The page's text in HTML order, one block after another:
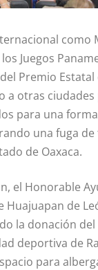
como
Juegos
Premio
a otras
para una
una fuga
de Oaxaca.
el Honorable
Huajuapan de
la donación
deportiva de
para